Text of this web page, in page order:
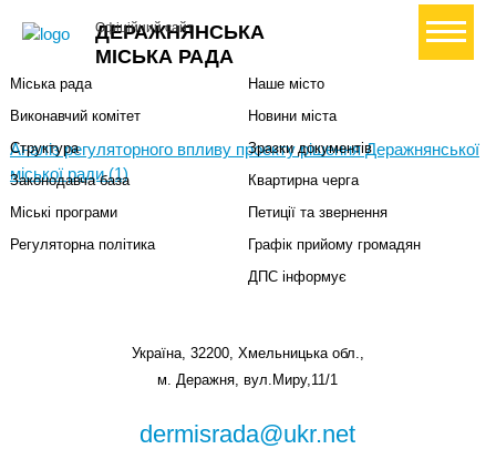
ДЕРАЖНЯНСЬКА
МІСЬКА РАДА
Офіційний сайт+ Створити петицію
Аналіз регуляторного впливу проекту рішення Деражнянської
міської ради (1)
Міський голова
Міська рада
Виконавчий комітет
Структура
Законодавча база
Міські програми
Регуляторна політика
Наше місто
Новини міста
Зразки документів
Квартирна черга
Петиції та звернення
Графік прийому громадян
ДПС інформує
Україна, 32200, Хмельницька обл.,
м. Деражня, вул.Миру,11/1
dermisrada@ukr.net